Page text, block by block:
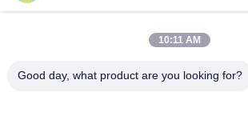
Contatto rapido
10:11 AM
Good day, what product are you looking for?